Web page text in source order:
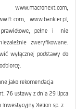
www.bankier.pl,
pełne i nie
zweryfikowane.
wyłącznej podstawy do
jako rekomendacja
76 ustawy z dnia 29 lipca
Xelion sp. z